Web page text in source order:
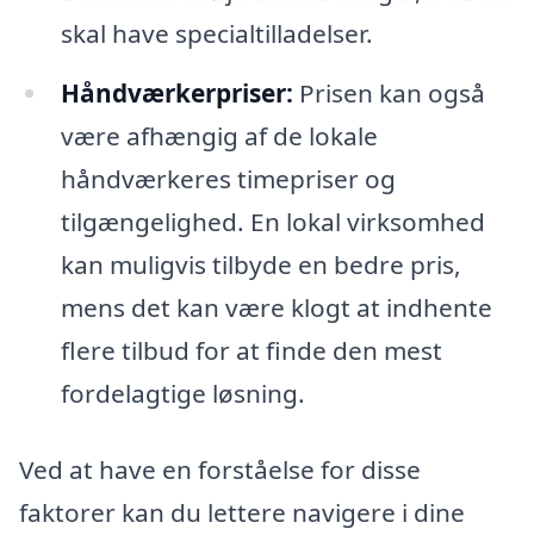
skal have specialtilladelser.
Håndværkerpriser: Prisen kan også
være afhængig af de lokale
håndværkeres timepriser og
tilgængelighed. En lokal virksomhed
kan muligvis tilbyde en bedre pris,
mens det kan være klogt at indhente
flere tilbud for at finde den mest
fordelagtige løsning.
Ved at have en forståelse for disse
faktorer kan du lettere navigere i dine